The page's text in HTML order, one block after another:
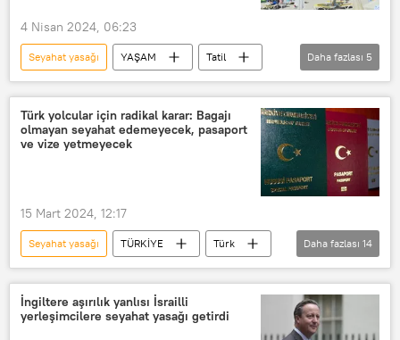
4 Nisan 2024, 06:23
Seyahat yasağı YAŞAM
Tatil
Seyahat
Yurtdışı seyahat
seyahat acentesi
Seyahat uyarısı
seyahat izin belgesi
Daha fazlası 5
Türk yolcular için radikal karar: Bagajı
olmayan seyahat edemeyecek, pasaport
ve vize yetmeyecek
15 Mart 2024, 12:17
Seyahat yasağı TÜRKİYE
Türk
Yolcu
Yolcu uçağı
Seyahat
Yurtdışı seyahat
seyahat acentesi
Seyahat kısıtlaması
Seyahat uyarısı
Daha fazlası 14
İngiltere aşırılık yanlısı İsrailli
yerleşimcilere seyahat yasağı getirdi